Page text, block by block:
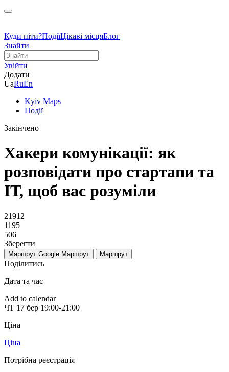
Куди піти?ПодіїЦікаві місцяБлог
Знайти
Увійти
Додати
UaRuEn
Kyiv Maps
Події
Закінчено
Хакери комунікації: як
розповідати про стартапи та
ІТ, щоб вас розуміли
21912
1195
506
Зберегти
Маршрут Google Маршрут Маршрут
Поділитись
Дата та час
Add to calendar
ЧТ 17 бер 19:00-21:00
Ціна
Ціна
Потрібна реєстрація